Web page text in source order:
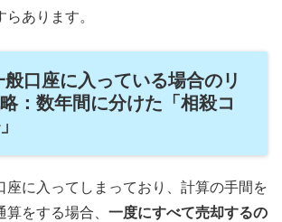
あります。
口座に入っている場合のリ
：数年間に分けた「相殺コ
座に入ってしまっており、計算の手間を
をする場合、 一度にすべて売却するの